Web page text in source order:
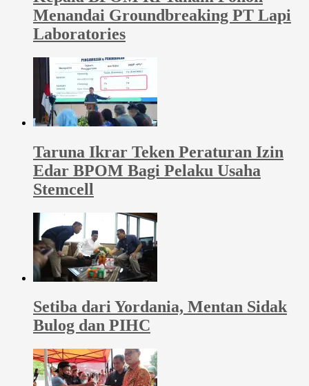
Menandai Groundbreaking PT Lapi
Laboratories
Taruna Ikrar Teken Peraturan Izin
Edar BPOM Bagi Pelaku Usaha
Stemcell
Setiba dari Yordania, Mentan Sidak
Bulog dan PIHC